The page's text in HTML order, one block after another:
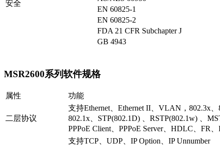
安全
EN 60825-1
EN 60825-2
FDA 21 CFR Subchapter J
GB 4943
MSR2600系列软件规格
属性 功能
二层协议
支持Ethernet、Ethernet II、VLAN，802.3x
802.1x、STP(802.1D) 、RSTP(802.1w) 、
PPPoE Client、PPPoE Server、HDLC、FR
支持TCP、UDP、IP Option、IP Unnumber